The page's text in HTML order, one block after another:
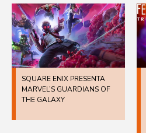
SQUARE ENIX PRESENTA
MARVEL’S GUARDIANS OF
THE GALAXY